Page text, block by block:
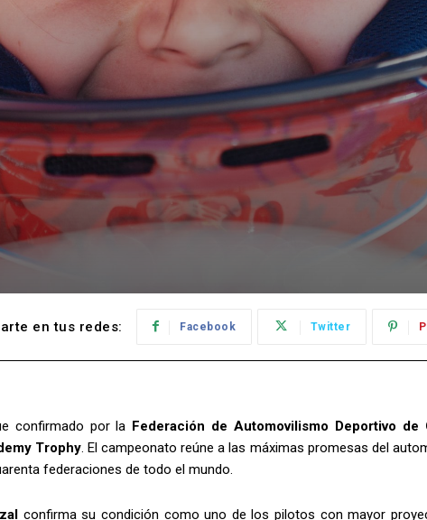
en tus redes: Facebook Twitter
confirmado por la Federación de Automovilismo Deportivo
Trophy. El campeonato reúne a las máximas promesas del
federaciones de todo el mundo.
confirma su condición como uno de los pilotos con mayor